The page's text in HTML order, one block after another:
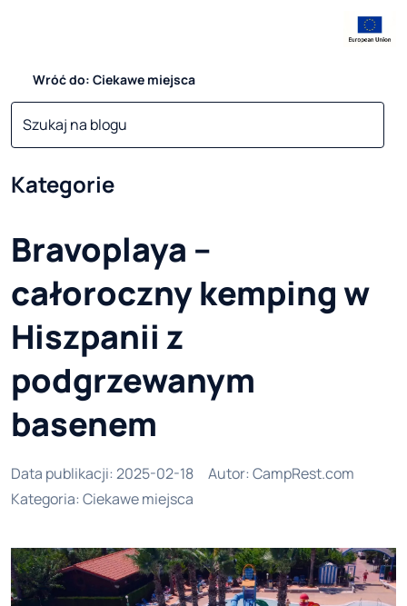
Wróć do: Ciekawe miejsca
Kategorie
Bravoplaya –
całoroczny kemping w
Hiszpanii z
podgrzewanym
basenem
Data publikacji: 2025-02-18 Autor: CampRest.com
Kategoria: Ciekawe miejsca